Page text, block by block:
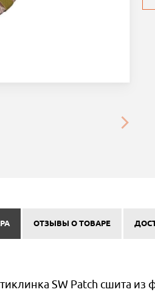
ОТЗЫВЫ О ТОВАРЕ
SW Patch сшита